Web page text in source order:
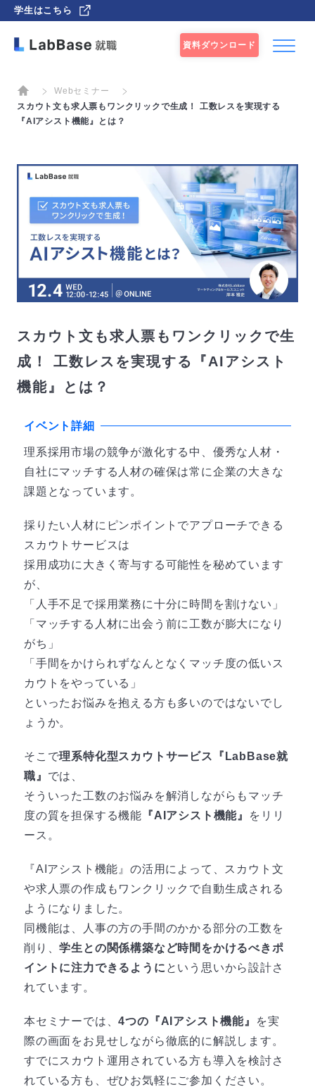
学生はこちら
資料ダウンロード
Webセミナー
スカウト文も求人票もワンクリックで生成！ 工数レスを実現する
『AIアシスト機能』とは？
スカウト文も求人票もワンクリックで生
成！ 工数レスを実現する『AIアシスト
機能』とは？
イベント詳細
理系採用市場の競争が激化する中、優秀な人材・
自社にマッチする人材の確保は常に企業の大きな
課題となっています。
採りたい人材にピンポイントでアプローチできる
スカウトサービスは
採用成功に大きく寄与する可能性を秘めています
が、
「人手不足で採用業務に十分に時間を割けない」
「マッチする人材に出会う前に工数が膨大になり
がち」
「手間をかけられずなんとなくマッチ度の低いス
カウトをやっている」
といったお悩みを抱える方も多いのではないでし
ょうか。
そこで理系特化型スカウトサービス『LabBase就
職』 では、
そういった工数のお悩みを解消しながらもマッチ
度の質を担保する機能 『AIアシスト機能』
をリリ
ース。
『AIアシスト機能』の活用によって、スカウト文
や求人票の作成もワンクリックで自動生成される
ようになりました。
同機能は、人事の方の手間のかかる部分の工数を
削り、学生との関係構築など時間をかけるべきポ
イントに注力できるように という思いから設計さ
れています。
本セミナーでは、4つの『AIアシスト機能』
を実
際の画面をお見せしながら徹底的に解説します。
すでにスカウト運用されている方も導入を検討さ
れている方も、ぜひお気軽にご参加ください。